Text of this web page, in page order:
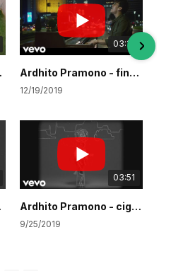
03:15
Ardhito Pramono - fine today (Nanti Kita Cerita Tentang Hari Ini - Original Mot...
12/19/2019
03:51
Ardhito Pramono - cigarettes of ours
9/25/2019